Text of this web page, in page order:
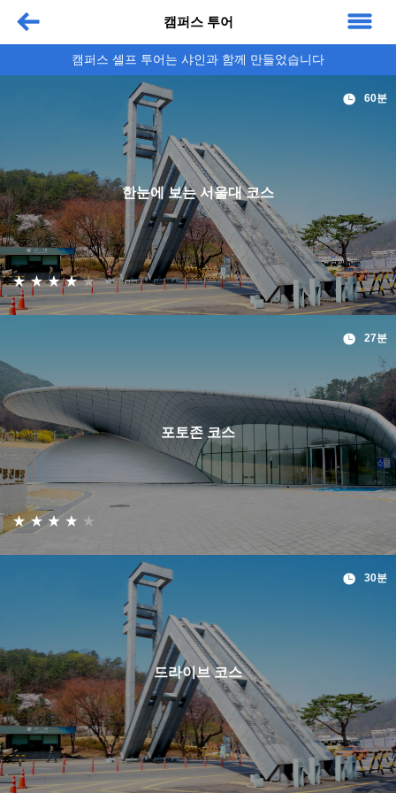
캠퍼스 투어
캠퍼스 셀프 투어는 샤인과 함께 만들었습니다
한눈에 보는 서울대 코스
60분
포토존 코스
27분
드라이브 코스
30분